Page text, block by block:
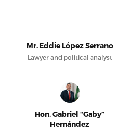
Mr. Eddie López Serrano
Lawyer and political analyst
Hon. Gabriel “Gaby”
Hernández